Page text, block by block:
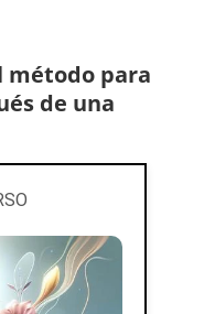
método para
de una